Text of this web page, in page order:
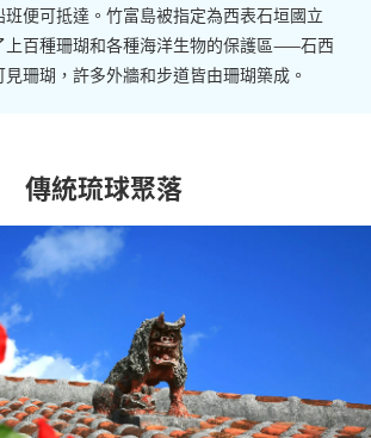
便可抵達。竹富島被指定為西表石垣國立
上百種珊瑚和各種海洋生物的保護區——石西
珊瑚，許多外牆和步道皆由珊瑚築成。
傳統琉球聚落